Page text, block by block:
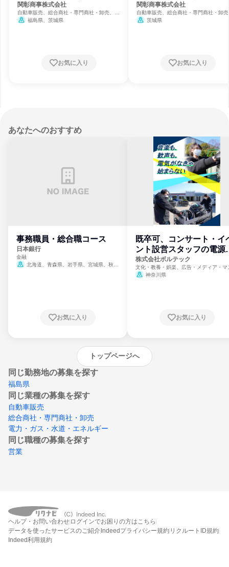
関彰商事株式会社
自動車販売、総合商社・専門商社・卸売、電
力・ガス・水道・エネルギー
福島県、茨城県
お気に入り
関彰商事株式会社
自動車販売、総合商社・専門商社・卸
力・ガス・水道・エネルギー
茨城県
お気に入り
あなたへのおすすめ
事務職員・総合職コース
日本銀行
金融
北海道、青森県、岩手県、宮城県、秋田
崎県、熊本県、大分県、宮崎県、鹿児島県、
お気に入り
既卒可、コンサート・イ
ント設営スタッフの電源
門
株式会社ボルテック
文化・教養・娯楽、広告・メディア・マ
ミ、電力・ガス・水道・エネルギー
神奈川県
お気に入り
トップページへ
同じ勤務地の募集を探す
福島県
同じ業種の募集を探す
自動車販売
総合商社・専門商社・卸売
電力・ガス・水道・エネルギー
同じ職種の募集を探す
営業
ヘルプ・お問い合わせ ログインでお困りの方はこちら
データを使ったサービスのご紹介Indeedプライバシー規約 リクルートID規約
Indeed利用規約